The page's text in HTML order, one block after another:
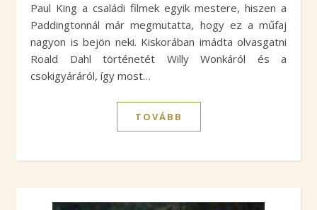
Paul King a családi filmek egyik mestere, hiszen a
Paddingtonnál már megmutatta, hogy ez a műfaj
nagyon is bejön neki. Kiskorában imádta olvasgatni
Roald Dahl történetét Willy Wonkáról és a
csokigyáráról, így most…
TOVÁBB